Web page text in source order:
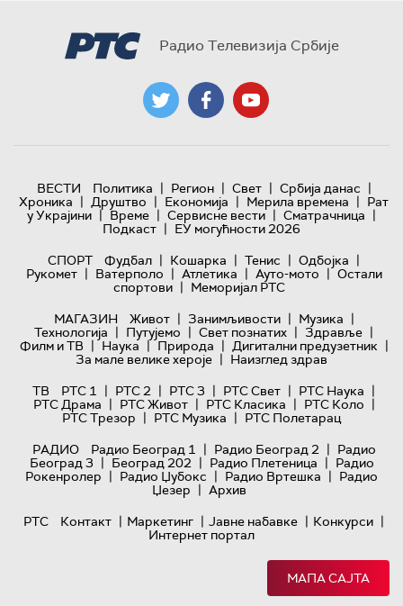
Радио Телевизија Србије
ВЕСТИ Политика | Регион | Свет | Србија данас |
Хроника | Друштво | Економија | Мерила времена | Рат
у Украјини | Време | Сервисне вести | Сматрачница |
Подкаст | ЕУ могућности 2026
СПОРТ
Фудбал | Кошарка | Тенис | Одбојка |
Рукомет | Ватерполо | Атлетика | Ауто-мото | Остали
спортови | Меморијал РТС
МАГАЗИН
Живот | Занимљивости | Музика |
Технологијa | Путујемо | Свет познатих | Здравље |
Филм и ТВ | Наука | Природа | Дигитални предузетник |
За мале велике хероје | Наизглед здрав
ТВ
РТС 1 | РТС 2 | РТС 3 | РТС Свет | РТС Наука |
РТС Драма | РТС Живот | РТС Класика | РТС Коло |
РТС Трезор | РТС Музика | РТС Полетарац
РАДИО
Радио Београд 1 | Радио Београд 2 | Радио
Београд 3 | Београд 202 | Радио Плетеница | Радио
Рокенролер | Радио Џубокс | Радио Вртешка | Радио
Џезер | Архив
РТС
Контакт | Маркетинг | Јавне набавке | Конкурси |
Интернет портал
МАПА САЈТА